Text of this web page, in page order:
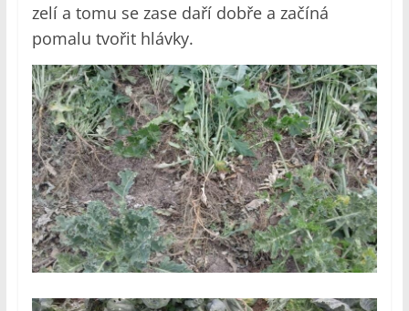
zelí a tomu se zase daří dobře a začíná
pomalu tvořit hlávky.